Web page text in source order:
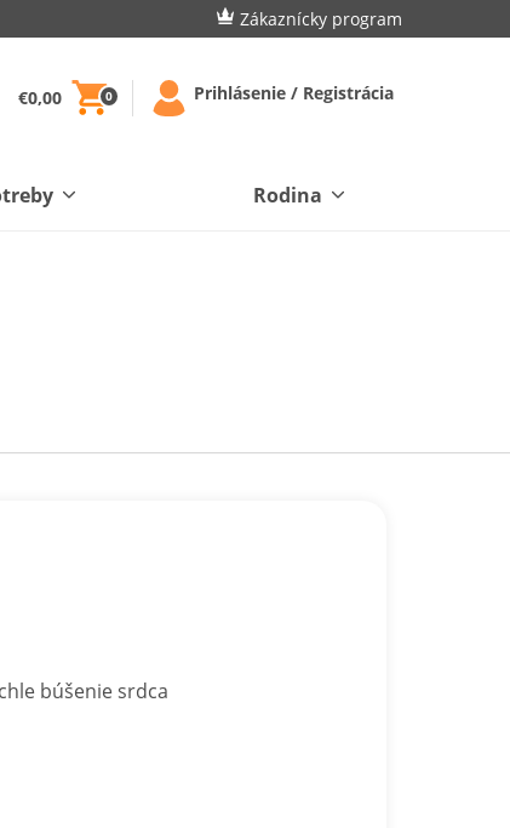
Zákaznícky program
€0,00 0 Prihlásenie / Registrácia
Rodina
búšenie srdca